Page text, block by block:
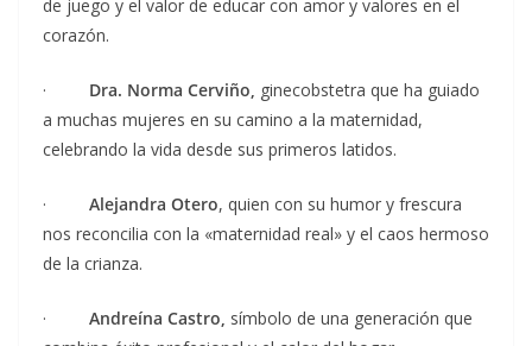
de juego y el valor de educar con amor y valores en el
corazón.
· Dra. Norma Cerviño, ginecobstetra que ha guiado
a muchas mujeres en su camino a la maternidad,
celebrando la vida desde sus primeros latidos.
· Alejandra Otero, quien con su humor y frescura
nos reconcilia con la «maternidad real» y el caos hermoso
de la crianza.
· Andreína Castro, símbolo de una generación que